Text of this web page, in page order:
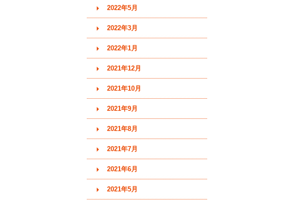
2022年5月
2022年3月
2022年1月
2021年12月
2021年10月
2021年9月
2021年8月
2021年7月
2021年6月
2021年5月